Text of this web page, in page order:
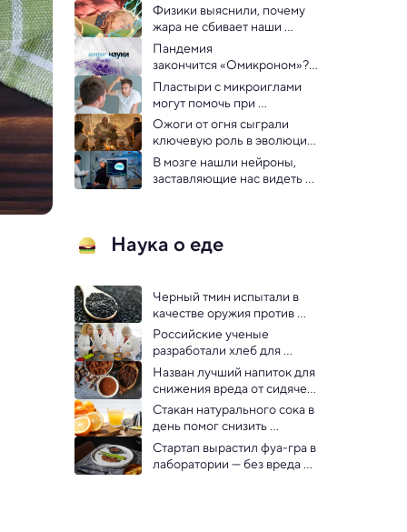
Физики выяснили, почему
жара не сбивает наши
биологические часы
Пандемия
закончится «Омикроном»?
Все о новом штамме
коронавируса в программе
«Вопрос науки»
Пластыри с микроиглами
могут помочь при
облысении
Ожоги от огня сыграли
ключевую роль в эволюции
человека
В мозге нашли нейроны,
заставляющие нас видеть
Наука о еде
Черный тмин испытали в
качестве оружия против
жира
Российские ученые
разработали хлеб для
правильного питания
Назван лучший напиток для
снижения вреда от сидячей
работы
Стакан натурального сока в
день помог снизить
симптомы депрессии
Стартап вырастил фуа-гра в
лаборатории — без вреда